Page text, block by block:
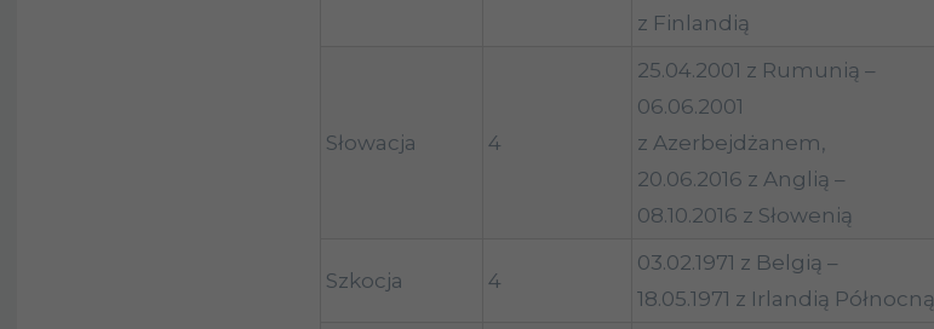
z Finlandią
Słowacja 4
25.04.2001 z Rumunią –
06.06.2001
z Azerbejdżanem,
20.06.2016 z Anglią –
08.10.2016 z Słowenią
Szkocja 4
03.02.1971 z Belgią –
18.05.1971 z Irlandią Północną